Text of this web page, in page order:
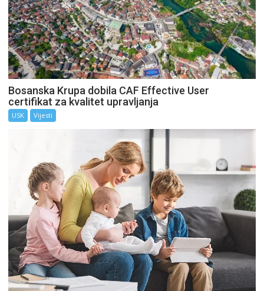
Bosanska Krupa dobila CAF Effective User
certifikat za kvalitet upravljanja
USK Vijesti